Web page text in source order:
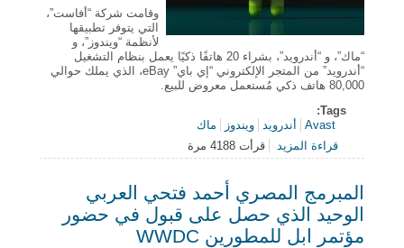
وقامت شركة “أفاست”،
التي يتوفر تطبيقها
لأنظمة “ويندوز”، و
“ماك”، و “أندرويد”، بشراء 20 هاتفًا ذكيًا يعمل بنظام التشغيل
“أندرويد” من المتجر الإلكتروني “إي باي” eBay، الذي يملك حوالي
80,000 هاتف ذكي مُستعمل معروض للبيع.
Tags:
Avast
أندرويد ويندوز
ماك
قراءة المزيد
حول إعادة ضبط المصنع لا تحذف جميع البيانات الشخصية
من هواتف “أندرويد”
قرأت 4188 مرة
المبرمج المصري أحمد فتحي العربي
الوحيد الذي حصل على قبول في حضور
مؤتمر ابل للمطورين WWDC